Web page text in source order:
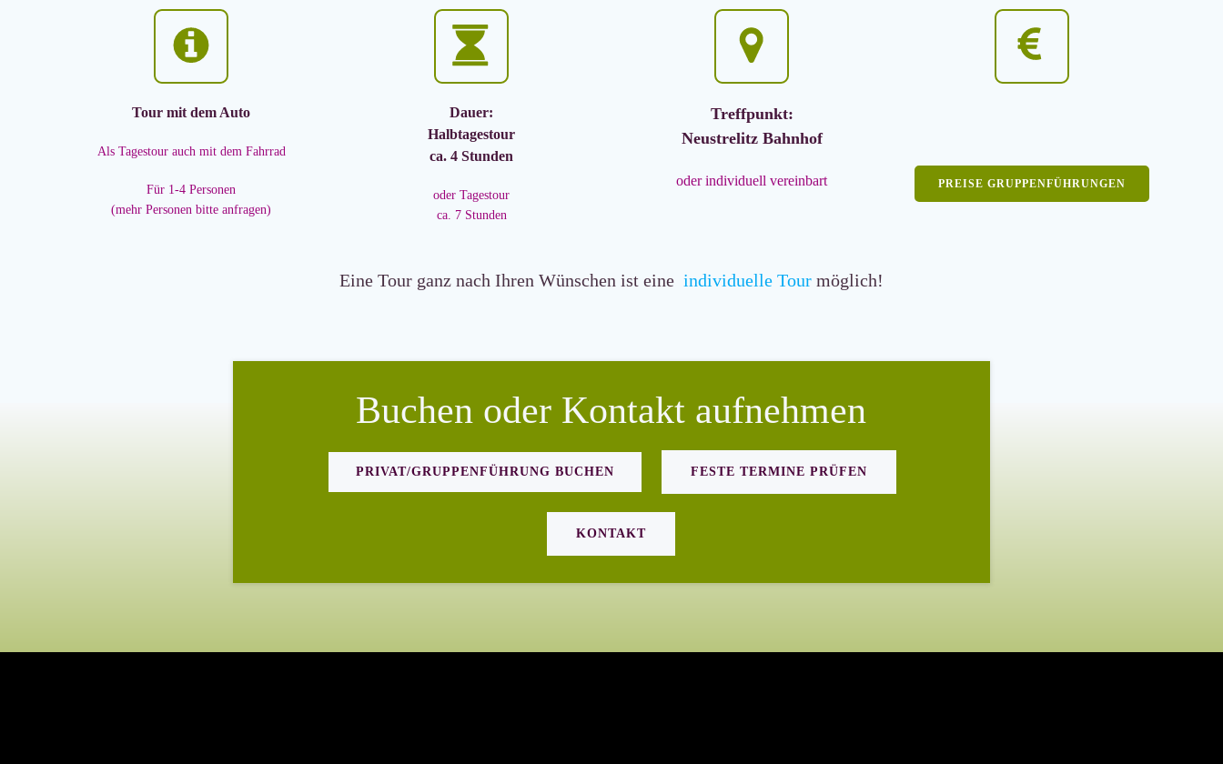
Tour mit dem Auto
Als Tagestour auch mit dem Fahrrad
Für 1-4 Personen
(mehr Personen bitte anfragen)
Dauer:
Halbtagestour
ca. 4 Stunden
oder Tagestour
ca. 7 Stunden
Treffpunkt:
Neustrelitz Bahnhof
oder individuell vereinbart PREISE GRUPPENFÜHRUNGEN
Eine Tour ganz nach Ihren Wünschen ist eine individuelle Tour möglich!
Buchen oder Kontakt aufnehmen
PRIVAT/GRUPPENFÜHRUNG BUCHEN FESTE TERMINE PRÜFEN
KONTAKT